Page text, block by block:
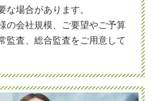
な場合があります。
の会社規模、ご要望やご予算
監査、総合監査をご用意して